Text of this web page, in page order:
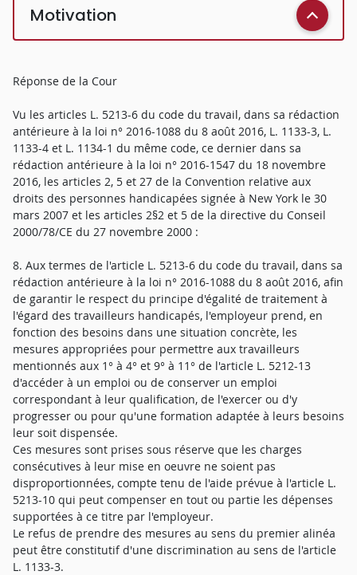
Motivation
Réponse de la Cour
Vu les articles L. 5213-6 du code du travail, dans sa rédaction
antérieure à la loi n° 2016-1088 du 8 août 2016, L. 1133-3, L.
1133-4 et L. 1134-1 du même code, ce dernier dans sa
rédaction antérieure à la loi n° 2016-1547 du 18 novembre
2016, les articles 2, 5 et 27 de la Convention relative aux
droits des personnes handicapées signée à New York le 30
mars 2007 et les articles 2§2 et 5 de la directive du Conseil
2000/78/CE du 27 novembre 2000 :
8. Aux termes de l'article L. 5213-6 du code du travail, dans sa
rédaction antérieure à la loi n° 2016-1088 du 8 août 2016, afin
de garantir le respect du principe d'égalité de traitement à
l'égard des travailleurs handicapés, l'employeur prend, en
fonction des besoins dans une situation concrète, les
mesures appropriées pour permettre aux travailleurs
mentionnés aux 1° à 4° et 9° à 11° de l'article L. 5212-13
d'accéder à un emploi ou de conserver un emploi
correspondant à leur qualification, de l'exercer ou d'y
progresser ou pour qu'une formation adaptée à leurs besoins
leur soit dispensée.
Ces mesures sont prises sous réserve que les charges
consécutives à leur mise en oeuvre ne soient pas
disproportionnées, compte tenu de l'aide prévue à l'article L.
5213-10 qui peut compenser en tout ou partie les dépenses
supportées à ce titre par l'employeur.
Le refus de prendre des mesures au sens du premier alinéa
peut être constitutif d'une discrimination au sens de l'article
L. 1133-3.